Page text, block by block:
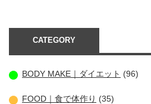
CATEGORY
BODY MAKE｜ダイエット (96)
FOOD｜食で体作り (35)